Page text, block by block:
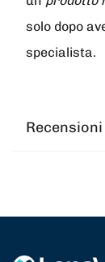
solo dopo
specialista.
Recensioni